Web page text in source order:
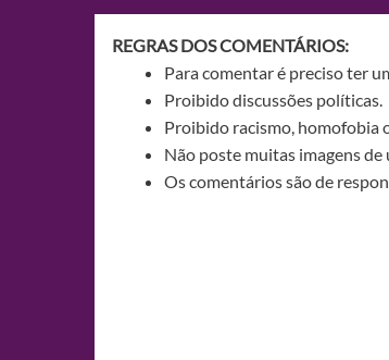
REGRAS DOS COMENTÁRIOS:
Para comentar é preciso ter
Proibido discussões políticas.
Proibido racismo, homofobia
Não poste muitas imagens
Os comentários são de